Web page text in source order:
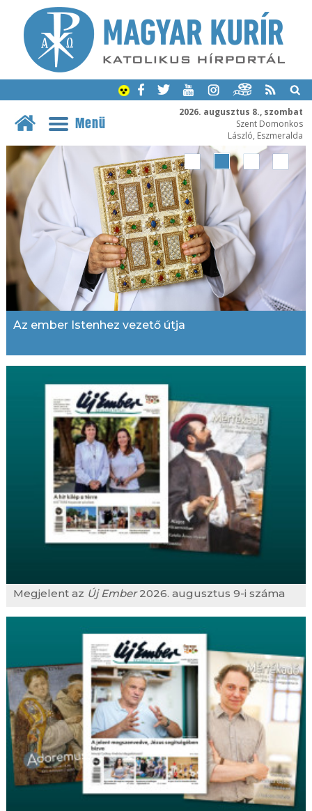
2026. augusztus 8., szombat
Szent Domonkos
László, Eszmeralda
Menü
Az ember Istenhez vezető útja
Megjelent az Új Ember2026. augusztus 9-i száma